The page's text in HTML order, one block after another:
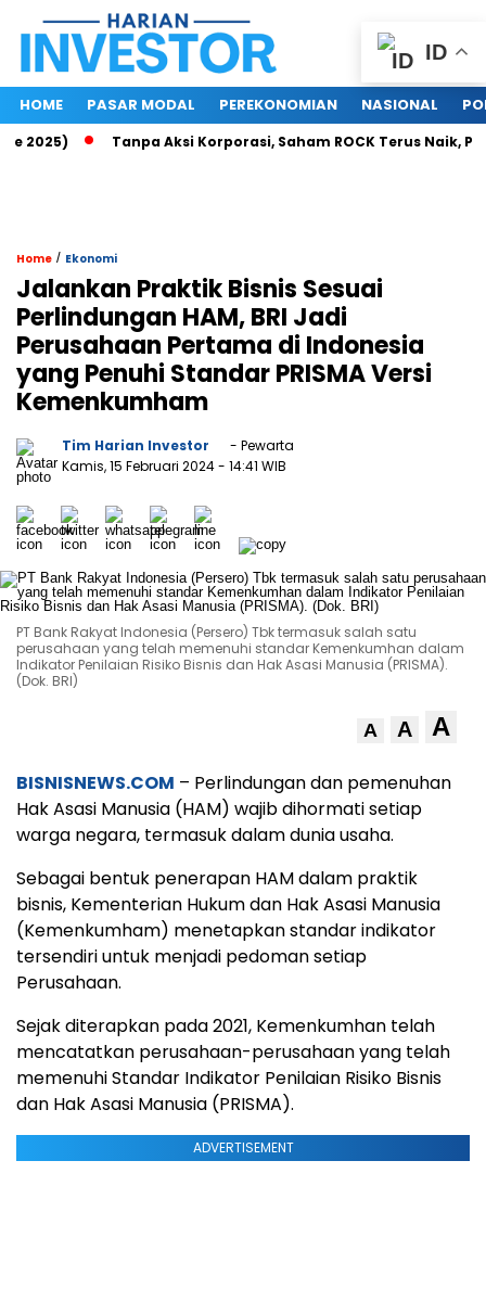
HOME PASAR MODAL PEREKONOMIAN NASIONAL
Tanpa Aksi Korporasi, Saham ROCK Terus Naik,
Home / Ekonomi
Jalankan Praktik Bisnis Sesuai
Perlindungan HAM, BRI Jadi
Perusahaan Pertama di Indonesia
yang Penuhi Standar PRISMA Versi
Kemenkumham
Tim Harian Investor
- Pewarta
Kamis, 15 Februari 2024- 14:41 WIB
PT Bank Rakyat Indonesia (Persero) Tbk termasuk salah satu
perusahaan yang telah memenuhi standar Kemenkumhan dalam
Indikator Penilaian Risiko Bisnis dan Hak Asasi Manusia (PRISMA).
(Dok. BRI)
A A A
BISNISNEWS.COM – Perlindungan dan pemenuhan
Hak Asasi Manusia (HAM) wajib dihormati setiap
warga negara, termasuk dalam dunia usaha.
Sebagai bentuk penerapan HAM dalam praktik
bisnis, Kementerian Hukum dan Hak Asasi Manusia
(Kemenkumham) menetapkan standar indikator
tersendiri untuk menjadi pedoman setiap
Perusahaan.
Sejak diterapkan pada 2021, Kemenkumhan telah
mencatatkan perusahaan-perusahaan yang telah
memenuhi Standar Indikator Penilaian Risiko Bisnis
dan Hak Asasi Manusia (PRISMA).
ADVERTISEMENT
ID